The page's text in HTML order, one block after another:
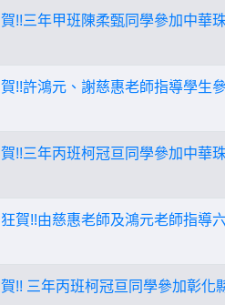
賀!!三年甲班陳柔甄同學參加中華
賀!!許鴻元、謝慈惠老師指導學生
賀!!三年丙班柯冠亘同學參加中華
狂賀!!由慈惠老師及鴻元老師指導
賀!! 三年丙班柯冠亘同學參加彰化